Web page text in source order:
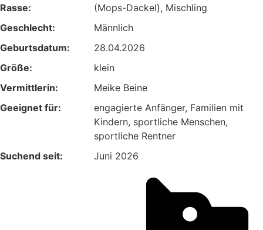
Rasse:
(Mops-Dackel), Mischling
Geschlecht:
Männlich
Geburtsdatum:
28.04.2026
Größe:
klein
Vermittlerin:
Meike Beine
Geeignet für:
engagierte Anfänger, Familien mit
Kindern, sportliche Menschen,
sportliche Rentner
Suchend seit:
Juni 2026